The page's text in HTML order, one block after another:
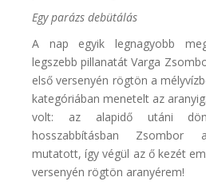
Egy parázs debütálás
A nap egyik legnagyobb
legszebb pillanatát Varga
első versenyén rögtön a
kategóriában menetelt az
volt: az alapidő utáni
hosszabbításban Zsombor
mutatott, így végül az ő kezét
versenyén rögtön aranyérem!